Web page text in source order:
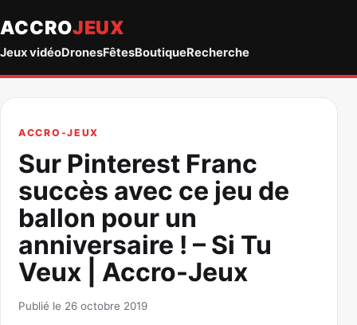
ACCROJEUX
Jeux vidéoDronesFêtesBoutiqueRecherche
ACCRO-JEUX
Sur Pinterest Franc
succès avec ce jeu de
ballon pour un
anniversaire ! – Si Tu
Veux | Accro-Jeux
Publié le 26 octobre 2019